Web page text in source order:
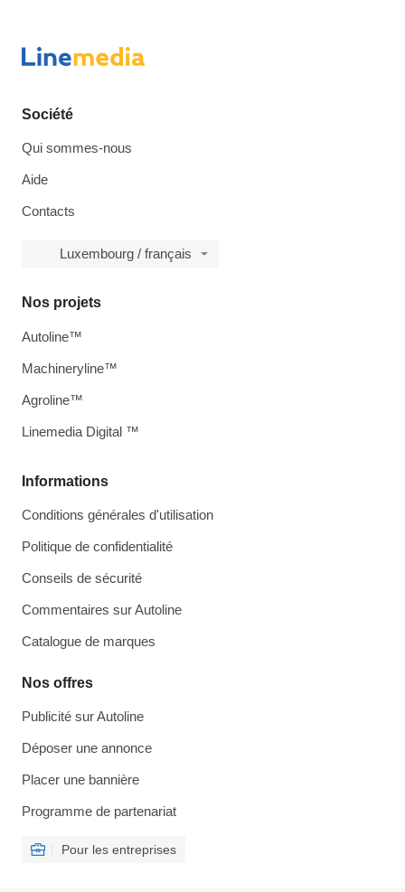
Société
Qui sommes-nous
Aide
Contacts
Luxembourg / français
Informations
Conditions générales d'utilisation
Politique de confidentialité
Conseils de sécurité
Commentaires sur Autoline
Catalogue de marques
Nos offres
Publicité sur Autoline
Déposer une annonce
Placer une bannière
Programme de partenariat
Pour les entreprises
Nos projets
Autoline™
Machineryline™
Agroline™
Linemedia Digital ™